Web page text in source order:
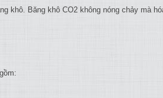
khô. Băng khô CO2 không nóng chảy mà